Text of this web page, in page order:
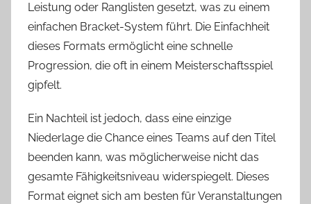
Leistung oder Ranglisten gesetzt, was zu einem
einfachen Bracket-System führt. Die Einfachheit
dieses Formats ermöglicht eine schnelle
Progression, die oft in einem Meisterschaftsspiel
gipfelt.
Ein Nachteil ist jedoch, dass eine einzige
Niederlage die Chance eines Teams auf den Titel
beenden kann, was möglicherweise nicht das
gesamte Fähigkeitsniveau widerspiegelt. Dieses
Format eignet sich am besten für Veranstaltungen